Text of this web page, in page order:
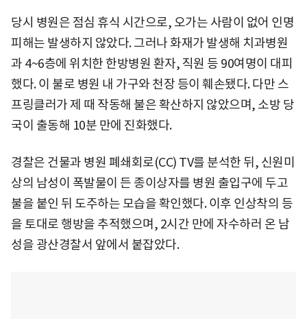
당시 병원은 점심 휴식 시간으로, 오가는 사람이 없어 인명
피해는 발생하지 않았다. 그러나 화재가 발생해 치과병원
과 4~6층에 위치한 한방병원 환자, 직원 등 90여명이 대피
했다. 이 불로 병원 내 가구와 천장 등이 훼손됐다. 다만 스
프링클러가 제 때 작동해 불은 확산하지 않았으며, 소방 당
국이 출동해 10분 만에 진화했다.
경찰은 건물과 병원 폐쇄회로(CC) TV를 분석한 뒤, 신원미
상의 남성이 폭발물이 든 종이상자를 병원 출입구에 두고
불을 붙인 뒤 도주하는 모습을 확인했다. 이후 인상착의 등
을 토대로 행방을 추적했으며, 2시간 만에 자수하러 온 남
성을 광산경찰서 앞에서 붙잡았다.